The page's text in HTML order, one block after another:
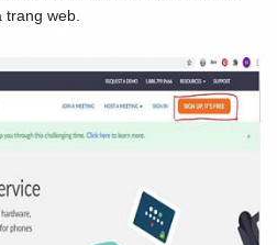
trang web.